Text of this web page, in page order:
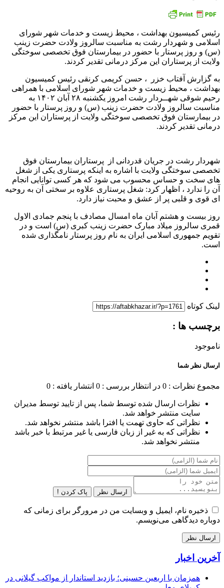
رئیس کمیسیون بهداشت ، محیط زیست و خدمات شهر شورای
اسلامی و شهردار رشت به مناسبت سالروز ولادت حضرت زینب
(س) و روز پرستار با حضور در بیمارستان فوق تخصصی سوختگی
ولایت از پرستاران این مرکز درمانی تقدیر کردند.
به گزارش آفتاب خزر ، حسن کریمی کرنقی رئیس کمیسیون
بهداشت ، محیط زیست و خدمات شهر شورای اسلامی با همراهی
رحیم شوقی شهــردار رشت امروز یکشنبه ۲۸ آبان ۱۴۰۲ به
مناسبت سالروز ولادت حضرت زینب (س) و روز پرستار با حضور
در بیمارستان فوق تخصصی سوختگی ولایت از پرستاران این مرکز
درمانی تقدیر کردند.
شهردار رشت در جریان قدردانی از پرستاران بیمارستان فوق
تخصصی سوختگی ولایت با اشاره به اینکه پرستاری یکی از شغل
های سخت و حساس محسوب می شود که هر کسی توانایی انجام
آن را ندارد ، اظهار کرد: شغل پرستاری علاوه بر سختی آن به روحیه
ای قوی و قلبی پر از عشق و محبت نیاز دارد.
روز بیست و هشتم آبان ماه امسال مصادف با پنجم جمادی الاول
قمری سالروز میلاد مبارک حضرت زینب کبری (س) است و در
تقویم جمهوری اسلامی ایران به نام روز پرستار نامگذاری شده
است.
لینک کوتاه
برچسب ها :
ناموجود
ارسال نظر شما
مجموع نظرات : 0 در انتظار بررسی : 0 انتشار یافته : 0
نظرات ارسال شده توسط شما، پس از تایید توسط مدیران
سایت منتشر خواهد شد.
نظراتی که حاوی تهمت یا افترا باشد منتشر نخواهد شد.
نظراتی که به غیر از زبان فارسی یا غیر مرتبط با خبر باشد
منتشر نخواهد شد.
ارسال نظر پاک کردن !
ذخیره نام، ایمیل و وبسایت من در مرورگر برای زمانی که
دوباره دیدگاهی می‌نویسم.
آخرین اخبار
همزمان با اربعین حسینی؛ بازدید استاندار از مواکب گیلانی در